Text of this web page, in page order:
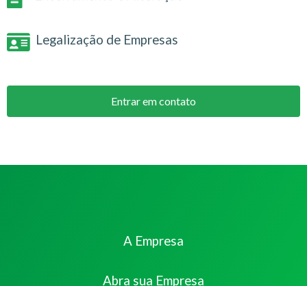
Legalização de Empresas
Entrar em contato
A Empresa
Abra sua Empresa